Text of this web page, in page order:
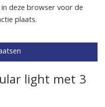
deze browser voor de
plaats.
light met 3